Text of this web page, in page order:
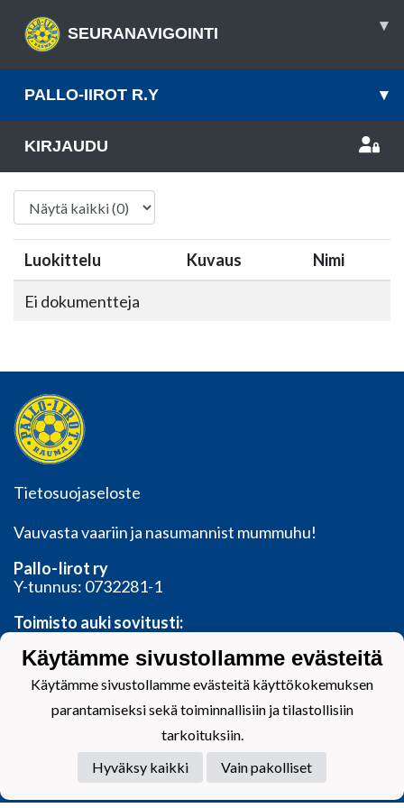
SEURANAVIGOINTI ▾
PALLO-IIROT R.Y ▾
KIRJAUDU
Luokittelu Kuvaus Nimi
Ei dokumentteja
Tietosuojaseloste
Vauvasta vaariin ja nasumannist mummuhu!
Pallo-Iirot ry
Y-tunnus: 0732281-1
Toimisto auki sovitusti:
toimisto@palloiirot.fi
Powered by
Käytämme sivustollamme evästeitä
Käytämme sivustollamme evästeitä käyttökokemuksen
parantamiseksi sekä toiminnallisiin ja tilastollisiin
tarkoituksiin.
Hyväksy kaikki
Vain pakolliset